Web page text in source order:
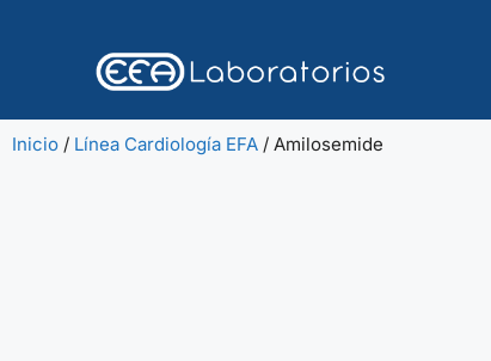
Inicio / Línea Cardiología EFA / Amilosemide